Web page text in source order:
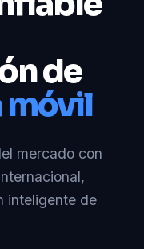
de
móvil
mercado con
inteligente de